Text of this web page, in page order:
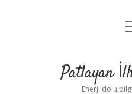
Patlayan
Enerji dolu